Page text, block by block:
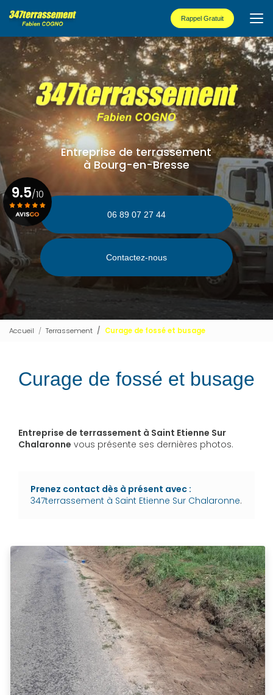
au
contenu
principal
Rappel Gratuit
Entreprise de terrassement
à Bourg-en-Bresse
06 89 07 27 44
Contactez-nous
9.5/10
Voir le certificat
Accueil Terrassement Curage de fossé et busage
Curage de fossé et busage
Entreprise de terrassement à Saint Etienne Sur
Chalaronne vous présente ses dernières photos.
Prenez contact dès à présent avec :
347terrassement à Saint Etienne Sur Chalaronne.